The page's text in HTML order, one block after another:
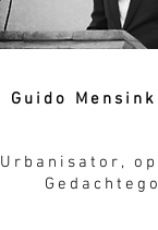
Guido Mensink
Urbanisator,